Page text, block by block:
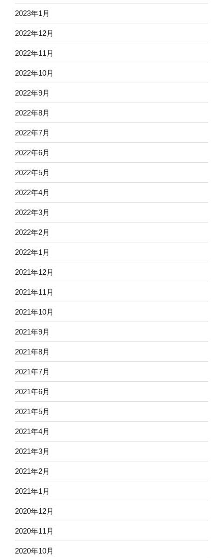
2023年1月
2022年12月
2022年11月
2022年10月
2022年9月
2022年8月
2022年7月
2022年6月
2022年5月
2022年4月
2022年3月
2022年2月
2022年1月
2021年12月
2021年11月
2021年10月
2021年9月
2021年8月
2021年7月
2021年6月
2021年5月
2021年4月
2021年3月
2021年2月
2021年1月
2020年12月
2020年11月
2020年10月